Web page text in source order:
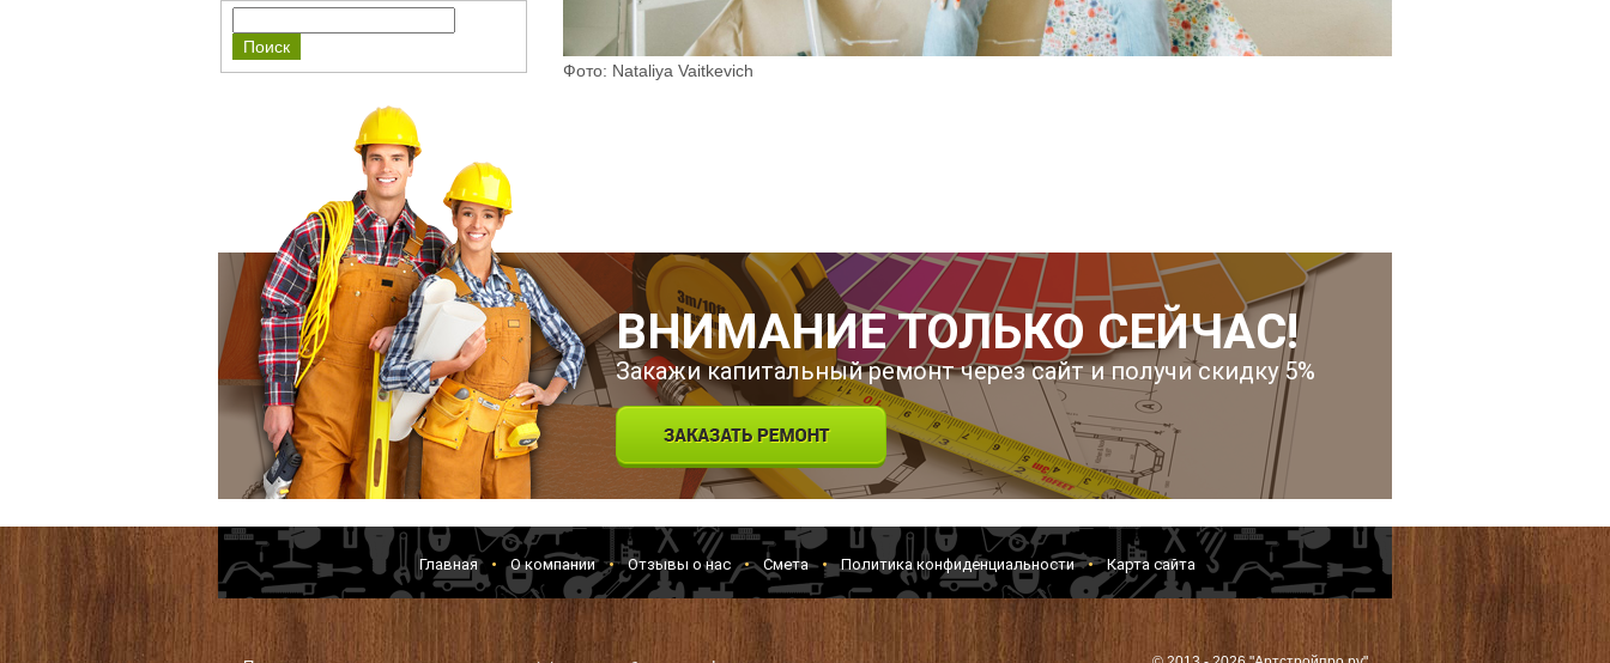
Фото: Nataliya Vaitkevich
ВНИМАНИЕ ТОЛЬКО СЕЙЧАС!
Закажи капитальный ремонт через сайт и получи скидку 5%
Главная О компании Отзывы о нас Смета Политика конфиденциальности Карта сайта